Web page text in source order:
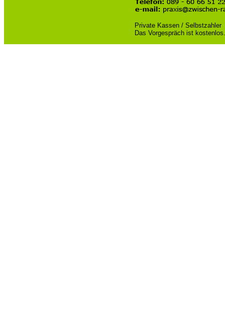
Private Kassen / Selbstzahler
Das Vorgespräch ist kostenlos.